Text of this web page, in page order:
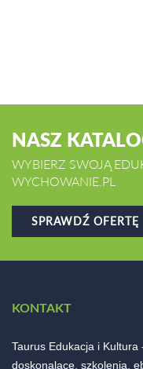
NASZ
WYBIERZ SWOJĄ
WYCHOWANIE.PL
SPRAWDŹ OFERTĘ
KONTAKT
Taurus Edukacja i
doskonalące, szkolenia,